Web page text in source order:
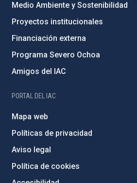
Medio Ambiente y Sostenibilidad
Proyectos institucionales
Financiación externa
Programa Severo Ochoa
Amigos del IAC
PORTAL DEL IAC
Mapa web
Políticas de privacidad
Aviso legal
Política de cookies